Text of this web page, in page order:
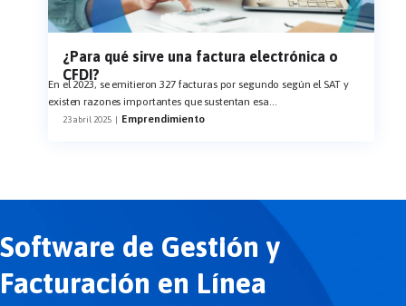
¿Para qué sirve una factura electrónica o
CFDI?
En el 2023, se emitieron 327 facturas por segundo según el SAT y
existen razones importantes que sustentan esa...
23 abril 2025 | Emprendimiento
Software de Gestión y
Facturación en Línea